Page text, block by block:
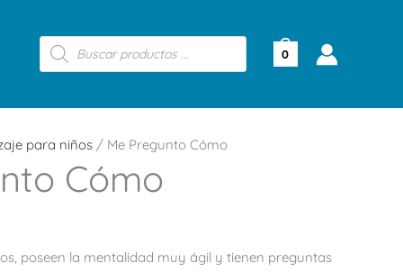
Búsqueda
de
productos
0
para niños / Me Pregunto Cómo
Cómo
poseen la mentalidad muy ágil y tienen preguntas